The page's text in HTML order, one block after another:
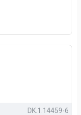
DK.1.14459-6